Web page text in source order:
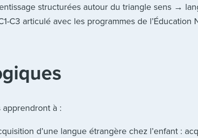
structurées autour du triangle sens →
C3 articulé avec les programmes de l’Éducation
à :
d’une langue étrangère chez l’enfant :